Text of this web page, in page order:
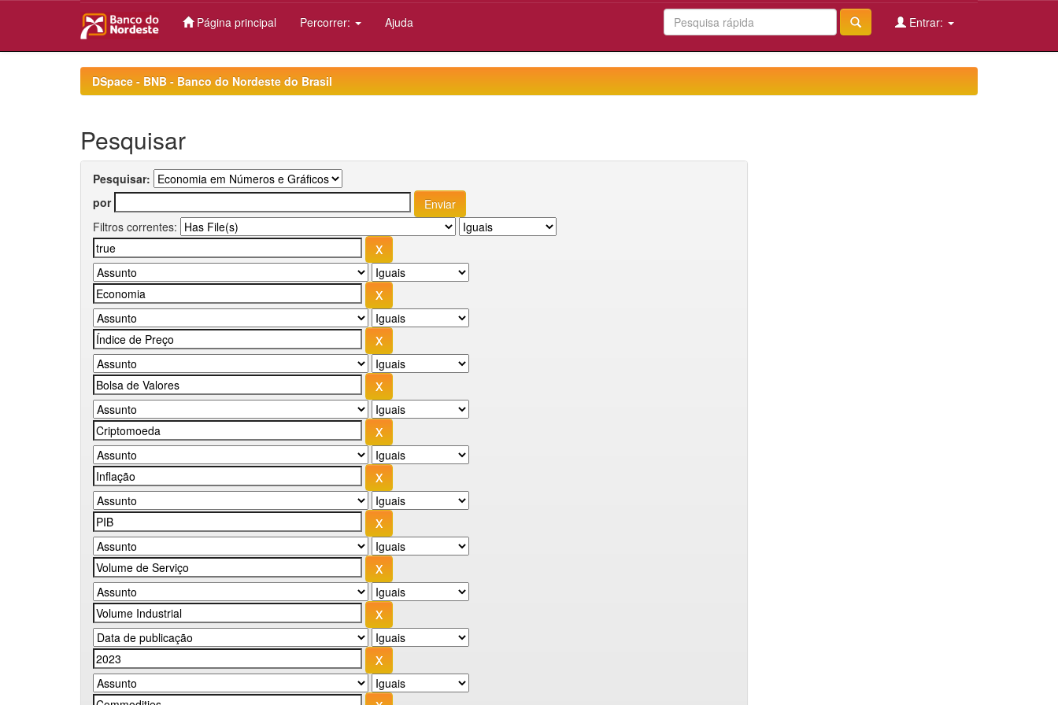
Página principal Percorrer: Ajuda Entrar:
DSpace - BNB - Banco do Nordeste do Brasil
Pesquisar
Pesquisar:
por
Filtros correntes: